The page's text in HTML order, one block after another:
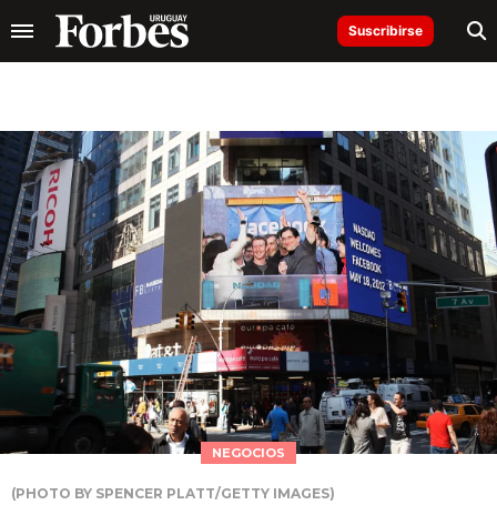
Suscribirse
NEGOCIOS
(PHOTO BY SPENCER PLATT/GETTY IMAGES)